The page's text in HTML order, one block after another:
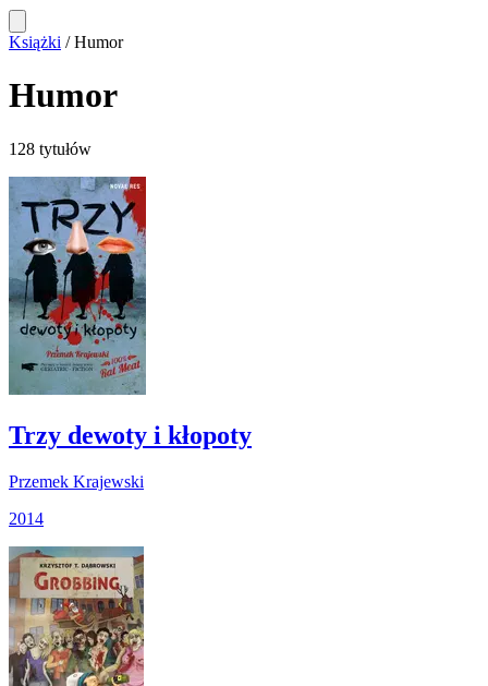
Książki / Humor
Humor
128 tytułów
Trzy dewoty i kłopoty
Przemek Krajewski
2014